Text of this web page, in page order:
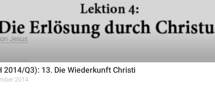
Jesus
Q3): 13. Die Wiederkunft Christi
2014